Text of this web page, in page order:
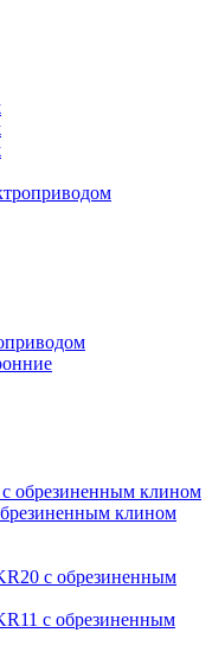
обрезиненным клином
клином
с обрезиненным
с обрезиненным